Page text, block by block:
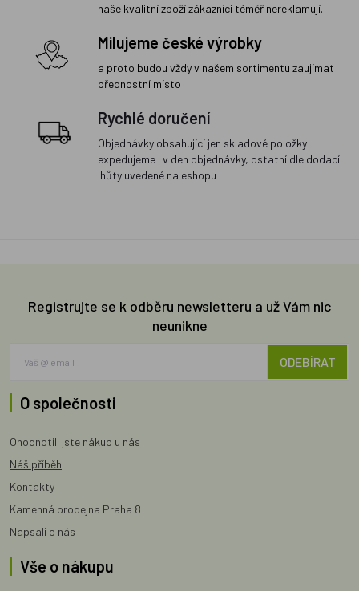
naše kvalitní zboží zákazníci téměř nereklamují.
Milujeme české výrobky
a proto budou vždy v našem sortimentu zaujímat
přednostní místo
Rychlé doručení
Objednávky obsahující jen skladové položky
expedujeme i v den objednávky, ostatní dle dodací
lhůty uvedené na eshopu
Registrujte se k odběru newsletteru a už Vám nic
neunikne
ODEBÍRAT
O společnosti
Ohodnotili jste nákup u nás
Náš příběh
Kontakty
Kamenná prodejna Praha 8
Napsali o nás
Vše o nákupu